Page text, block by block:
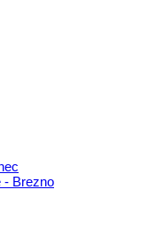
- Brezno